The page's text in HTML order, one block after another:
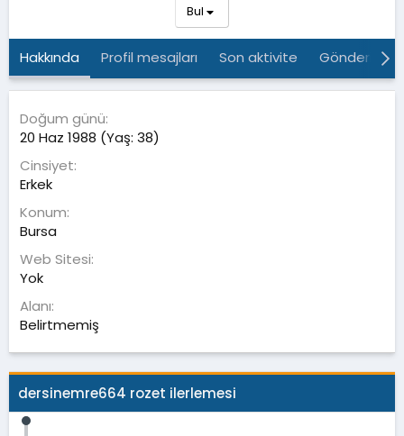
Bul
Hakkında Profil mesajları Son aktivite Gönderiler
Doğum günü
20 Haz 1988 (Yaş: 38)
Cinsiyet
Erkek
Konum
Bursa
Web Sitesi
Yok
Alanı
Belirtmemiş
dersinemre664 rozet ilerlemesi